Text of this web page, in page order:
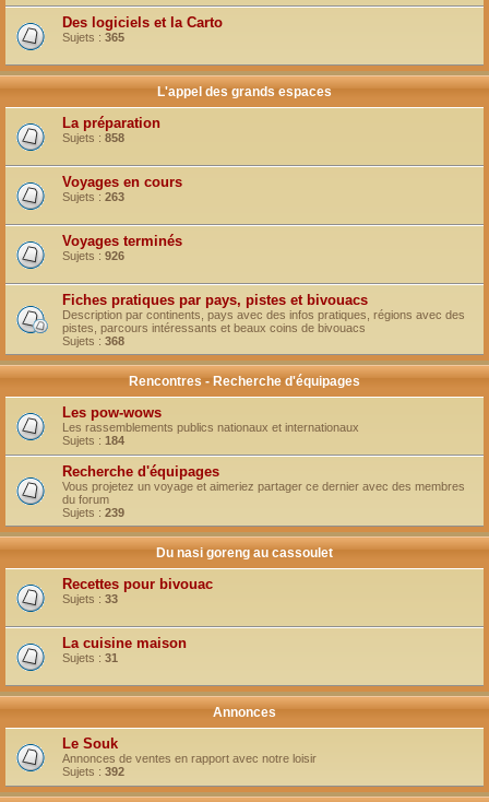
Des logiciels et la Carto
Sujets : 365
L'appel des grands espaces
La préparation
Sujets : 858
Voyages en cours
Sujets : 263
Voyages terminés
Sujets : 926
Fiches pratiques par pays, pistes et bivouacs
Description par continents, pays avec des infos pratiques, régions avec des
pistes, parcours intéressants et beaux coins de bivouacs
Sujets : 368
Rencontres - Recherche d'équipages
Les pow-wows
Les rassemblements publics nationaux et internationaux
Sujets : 184
Recherche d'équipages
Vous projetez un voyage et aimeriez partager ce dernier avec des membres
du forum
Sujets : 239
Du nasi goreng au cassoulet
Recettes pour bivouac
Sujets : 33
La cuisine maison
Sujets : 31
Annonces
Le Souk
Annonces de ventes en rapport avec notre loisir
Sujets : 392